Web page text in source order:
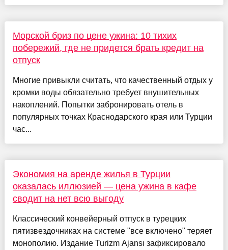
Морской бриз по цене ужина: 10 тихих
побережий, где не придется брать кредит на
отпуск
Многие привыкли считать, что качественный отдых у
кромки воды обязательно требует внушительных
накоплений. Попытки забронировать отель в
популярных точках Краснодарского края или Турции
час...
Экономия на аренде жилья в Турции
оказалась иллюзией — цена ужина в кафе
сводит на нет всю выгоду
Классический конвейерный отпуск в турецких
пятизвездочниках на системе "все включено" теряет
монополию. Издание Turizm Ajansı зафиксировало